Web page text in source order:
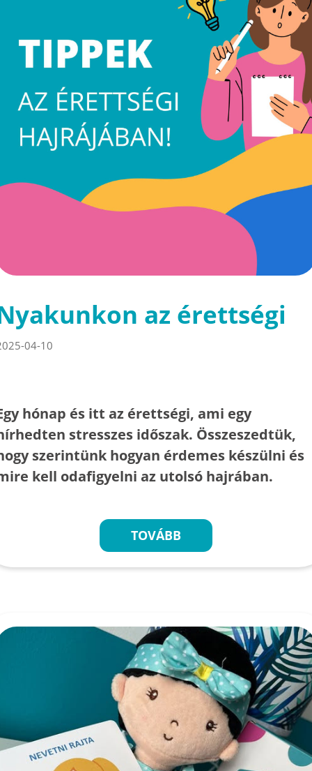
az érettségi
04-10
hónap és itt az érettségi, ami egy
stresszes időszak. Összeszedtük,
szerintünk hogyan érdemes készülni és
kell odafigyelni az utolsó hajrában.
TOVÁBB